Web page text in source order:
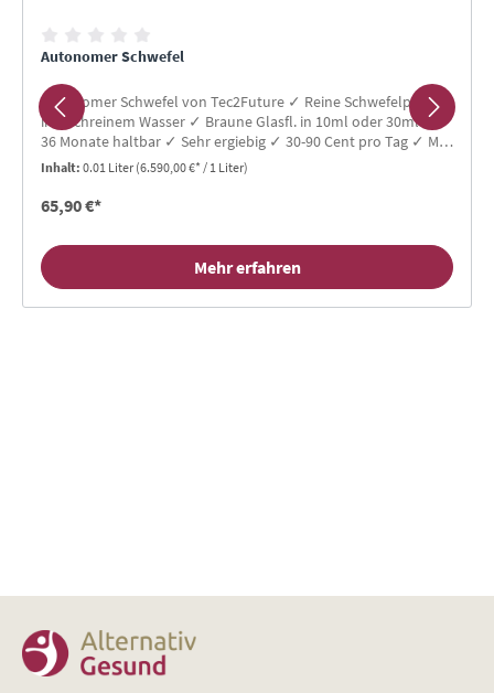
Autonomer Schwefel
Autonomer Schwefel von Tec2Future ✓ Reine Schwefelpartikel
in hochreinem Wasser ✓ Braune Glasfl. in 10ml oder 30ml ✓
36 Monate haltbar ✓ Sehr ergiebig ✓ 30-90 Cent pro Tag ✓ Mit
Glaspipette
Inhalt: 0.01 Liter (6.590,00 €* / 1 Liter)
65,90 €*
Mehr erfahren